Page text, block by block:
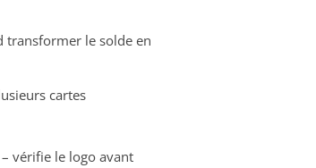
transformer le solde en
cartes
vérifie le logo avant